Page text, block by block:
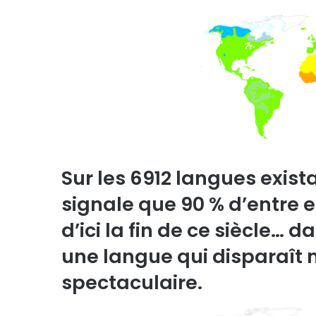
Sur les 6912 langues
signale que 90 %
d’ici la fin de ce siècle…
une langue qui disparaît
spectaculaire.